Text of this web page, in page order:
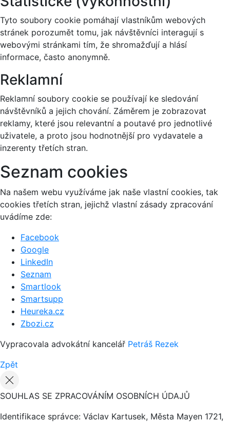
Tyto soubory cookie pomáhají vlastníkům webových
stránek porozumět tomu, jak návštěvníci interagují s
webovými stránkami tím, že shromažďují a hlásí
informace, často anonymně.
Reklamní
Reklamní soubory cookie se používají ke sledování
návštěvníků a jejich chování. Záměrem je zobrazovat
reklamy, které jsou relevantní a poutavé pro jednotlivé
uživatele, a proto jsou hodnotnější pro vydavatele a
inzerenty třetích stran.
Seznam cookies
Na našem webu využíváme jak naše vlastní cookies, tak
cookies třetích stran, jejichž vlastní zásady zpracování
uvádíme zde:
Facebook
Google
LinkedIn
Seznam
Smartlook
Smartsupp
Heureka.cz
Zbozi.cz
Vypracovala advokátní kancelář Petráš Rezek
Zpět
SOUHLAS SE ZPRACOVÁNÍM OSOBNÍCH ÚDAJŮ
Identifikace správce: Václav Kartusek, Města Mayen 1721,